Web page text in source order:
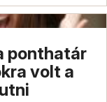
ponthatár
volt a